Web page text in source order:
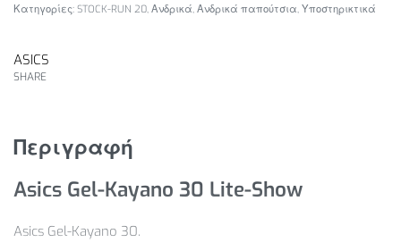
Κατηγορίες: STOCK-RUN 20, Ανδρικά, Ανδρικά παπούτσια, Υποστηρικτικά
ASICS
SHARE
Περιγραφή
Asics Gel-Kayano 30 Lite-Show
Asics Gel-Kayano 30.